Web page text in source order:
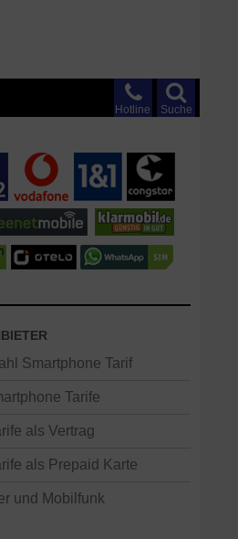
Suche
Hotline
Smartphone Tarif
Tarife
als Vertrag
als Prepaid Karte
und Mobilfunk